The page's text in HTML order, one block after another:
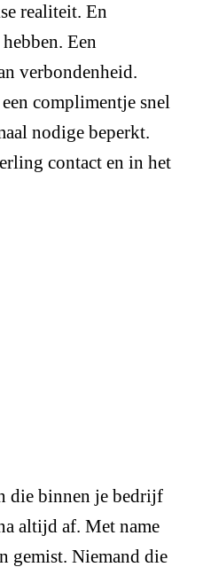
realiteit. En
Een
verbondenheid.
complimentje snel
nodige beperkt.
contact en in het
die binnen je bedrijf
altijd af. Met name
gemist. Niemand die